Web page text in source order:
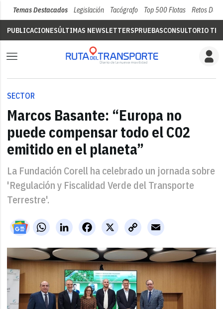
Temas Destacados Legislación Tacógrafo Top 500 Flotas Retos Del
PUBLICACIONESÚLTIMAS NEWSLETTERSPRUEBASCONSULTORIO
SECTOR
Marcos Basante: “Europa no
puede compensar todo el C02
emitido en el planeta”
La Fundación Corell ha celebrado un jornada sobre
'Regulación y Fiscalidad Verde del Transporte
Terrestre'.
WhatsAppLinkedIn X
Facebook
Copy
Link
Email